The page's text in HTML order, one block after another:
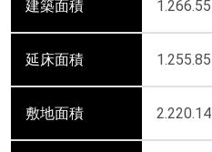
建築面積 1.266.55
延床面積 1.255.85
敷地面積 2.220.14